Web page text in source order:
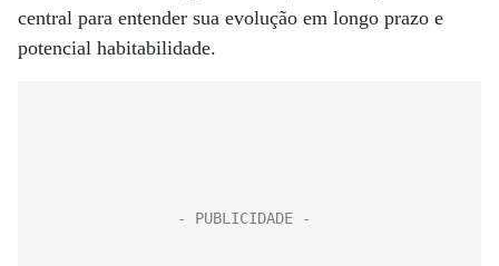
central para entender sua evolução em longo prazo e
potencial habitabilidade.